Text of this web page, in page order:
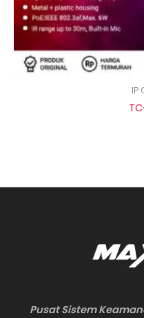
IP
Pusat Sistem